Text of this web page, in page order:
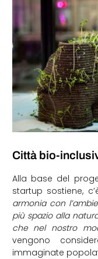
Città bio-
Alla base del
startup sostiene,
armonia con
più spazio alla
che nel nostro
vengono
immaginate